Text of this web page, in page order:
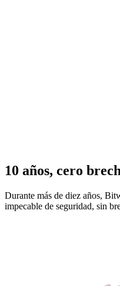
10 años, cero
Durante más de diez años,
impecable de seguridad, sin